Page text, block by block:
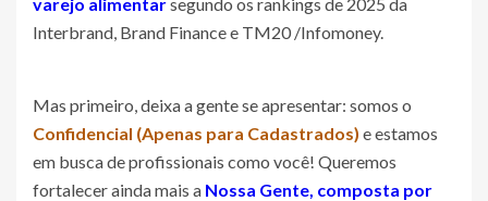
Interbrand, Brand Finance e TM20 /Infomoney.
Mas primeiro, deixa a gente se apresentar: somos o
Confidencial (Apenas para Cadastrados) e estamos
em busca de profissionais como você! Queremos
fortalecer ainda mais a Nossa Gente, composta por